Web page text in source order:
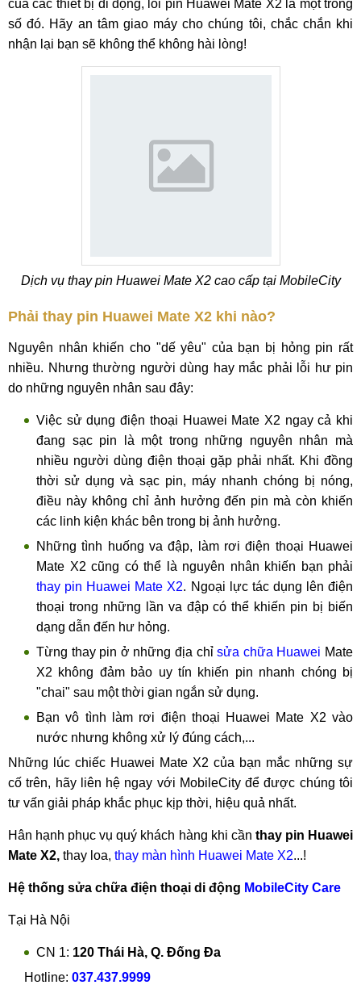
của các thiết bị di động, lỗi pin Huawei Mate X2 là một trong
số đó. Hãy an tâm giao máy cho chúng tôi, chắc chắn khi
nhận lại bạn sẽ không thể không hài lòng!
Dịch vụ thay pin Huawei Mate X2 cao cấp tại MobileCity
Phải thay pin Huawei Mate X2 khi nào?
Nguyên nhân khiến cho "dế yêu" của bạn bị hỏng pin rất
nhiều. Nhưng thường người dùng hay mắc phải lỗi hư pin
do những nguyên nhân sau đây:
Việc sử dụng điện thoại Huawei Mate X2 ngay cả khi
đang sạc pin là một trong những nguyên nhân mà
nhiều người dùng điện thoại gặp phải nhất. Khi đồng
thời sử dụng và sạc pin, máy nhanh chóng bị nóng,
điều này không chỉ ảnh hưởng đến pin mà còn khiến
các linh kiện khác bên trong bị ảnh hưởng.
Những tình huống va đập, làm rơi điện thoại Huawei
Mate X2 cũng có thể là nguyên nhân khiến bạn phải
thay pin Huawei Mate X2. Ngoại lực tác dụng lên điện
thoại trong những lần va đập có thể khiến pin bị biến
dạng dẫn đến hư hỏng.
Từng thay pin ở những địa chỉsửa chữa Huawei Mate
X2 không đảm bảo uy tín khiến pin nhanh chóng bị
"chai" sau một thời gian ngắn sử dụng.
Bạn vô tình làm rơi điện thoại Huawei Mate X2 vào
nước nhưng không xử lý đúng cách,...
Những lúc chiếc Huawei Mate X2 của bạn mắc những sự
cố trên, hãy liên hệ ngay với MobileCity để được chúng tôi
tư vấn giải pháp khắc phục kịp thời, hiệu quả nhất.
Hân hạnh phục vụ quý khách hàng khi cần thay pin Huawei
Mate X2, thay loa, thay màn hình Huawei Mate X2...!
Hệ thống sửa chữa điện thoại di động MobileCity Care
Tại Hà Nội
CN 1: 120 Thái Hà, Q. Đống Đa
Hotline: 037.437.9999